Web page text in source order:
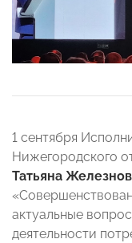
1 сентября
Нижегородского
Татьяна
актуальные
деятельности